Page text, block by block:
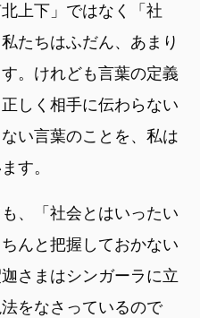
上下」ではなく「社
たちはふだん、あまり
。けれども言葉の定義
しく相手に伝わらない
い言葉のことを、私は
す。
、「社会とはいったい
んと把握しておかない
さまはシンガーラに立
をなさっているので